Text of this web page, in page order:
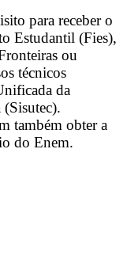
para receber o
Estudantil (Fies),
ou
técnicos
da
também obter a
do Enem.